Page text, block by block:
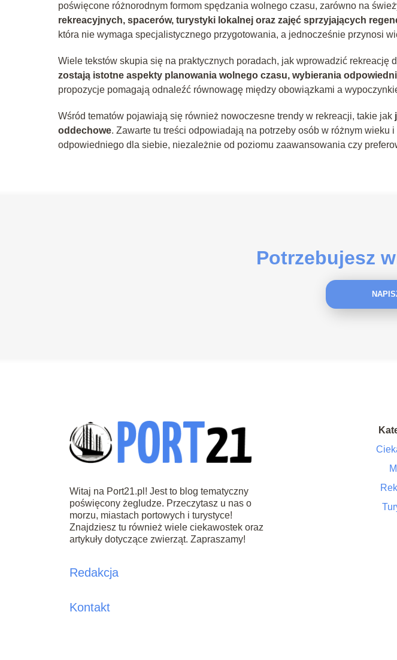
poświęcone różnorodnym formom spędzania wolnego czasu, zarówno na
rekreacyjnych, spacerów, turystyki lokalnej oraz zajęć sprzyjających
która nie wymaga specjalistycznego przygotowania, a jednocześnie przynosi
Wiele tekstów skupia się na praktycznych poradach, jak wprowadzić rekreację
zostają istotne aspekty planowania wolnego czasu, wybierania
propozycje pomagają odnaleźć równowagę między obowiązkami a
Wśród tematów pojawiają się również nowoczesne trendy w rekreacji, takie jak
oddechowe. Zawarte tu treści odpowiadają na potrzeby osób w różnym
odpowiedniego dla siebie, niezależnie od poziomu zaawansowania czy
Potrzebujesz
Witaj na Port21.pl! Jest to blog tematyczny
poświęcony żegludze. Przeczytasz u nas o
morzu, miastach portowych i turystyce!
Znajdziesz tu również wiele ciekawostek oraz
artykuły dotyczące zwierząt. Zapraszamy!
Redakcja
Kontakt